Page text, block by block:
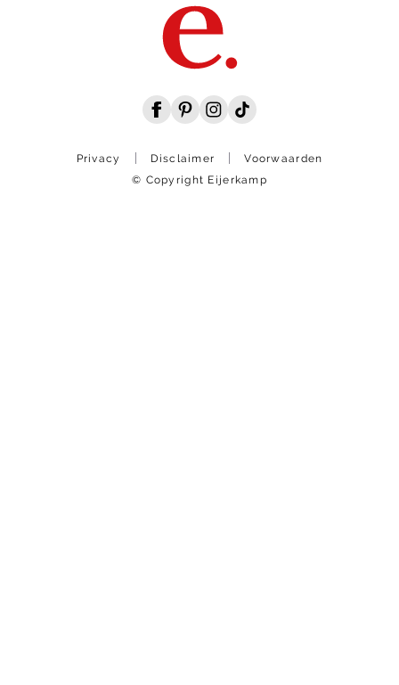
Privacy Disclaimer
Voorwaarden
© Copyright Eijerkamp